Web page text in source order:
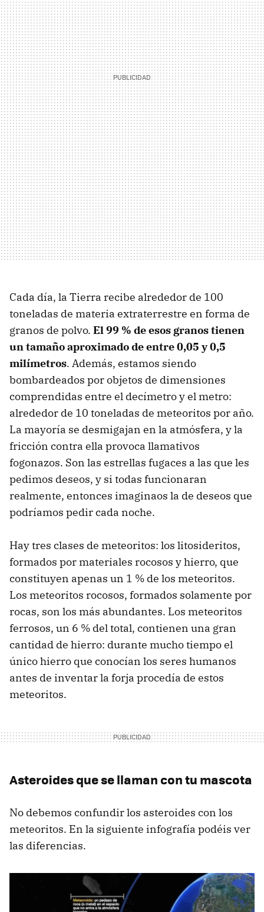
Cada día, la Tierra recibe alrededor de 100
toneladas de materia extraterrestre en forma de
granos de polvo. El 99 % de esos granos tienen
un tamaño aproximado de entre 0,05 y 0,5
milímetros. Además, estamos siendo
bombardeados por objetos de dimensiones
comprendidas entre el decímetro y el metro:
alrededor de 10 toneladas de meteoritos por año.
La mayoría se desmigajan en la atmósfera, y la
fricción contra ella provoca llamativos
fogonazos. Son las estrellas fugaces a las que les
pedimos deseos, y si todas funcionaran
realmente, entonces imaginaos la de deseos que
podríamos pedir cada noche.
Hay tres clases de meteoritos: los litosideritos,
formados por materiales rocosos y hierro, que
constituyen apenas un 1 % de los meteoritos.
Los meteoritos rocosos, formados solamente por
rocas, son los más abundantes. Los meteoritos
ferrosos, un 6 % del total, contienen una gran
cantidad de hierro: durante mucho tiempo el
único hierro que conocían los seres humanos
antes de inventar la forja procedía de estos
meteoritos.
Asteroides que se llaman con tu mascota
No debemos confundir los asteroides con los
meteoritos. En la siguiente infografía podéis ver
las diferencias.